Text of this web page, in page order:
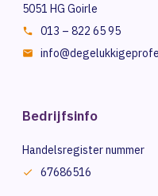
5051 HG Goirle
013 – 822 65 95
Bedrijfsinfo
Handelsregister nummer
67686516